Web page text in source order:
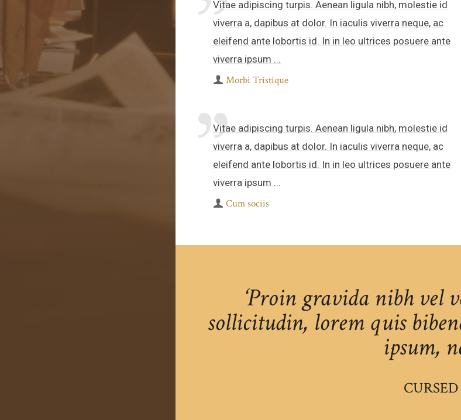
Vitae adipiscing turpis. Aenean ligula nibh, molestie id
viverra a, dapibus at dolor. In iaculis viverra neque, ac
eleifend ante lobortis id. In in leo ultrices posuere ante
viverra ipsum ...
Morbi Tristique
Vitae adipiscing turpis. Aenean ligula nibh, molestie id
viverra a, dapibus at dolor. In iaculis viverra neque, ac
eleifend ante lobortis id. In in leo ultrices posuere ante
viverra ipsum ...
Cum sociis
‘Proin gravida nibh vel
sollicitudin, lorem quis
ipsum,